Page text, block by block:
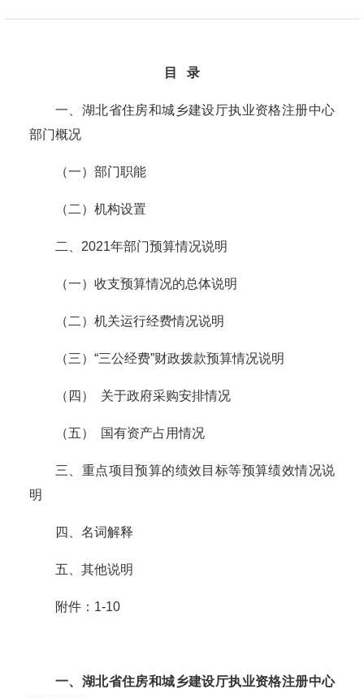
目 录
一、湖北省住房和城乡建设厅执业资格注册中心
部门概况
（一）部门职能
（二）机构设置
二、 2021年部门预算情况说明
（一）收支预算情况的总体说明
（ 二 ）机关运行经费情况说明
（三） “三公经费”财政拨款预算情况说明
（ 四 ） 关于政府采购安排情况
（五） 国有资产占用情况
三、重点项目预算的绩效目标等预算绩效情况说
明
四 、名词解释
五 、其他说明
附件： 1-10
一、湖北省住房和城乡建设厅执业资格注册中心